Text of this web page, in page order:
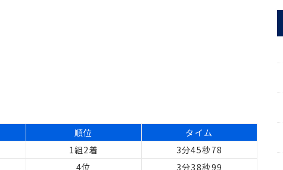
順位
タイム
1組2着
3分45秒78
4位
3分38秒99